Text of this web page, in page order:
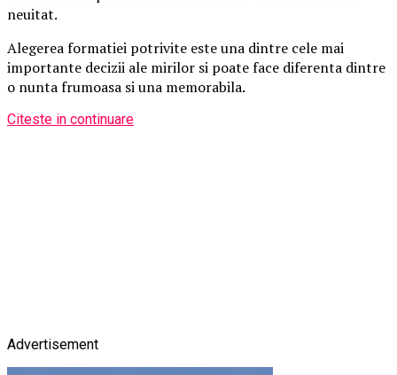
neuitat.
Alegerea formatiei potrivite este una dintre cele mai
importante decizii ale mirilor si poate face diferenta dintre
o nunta frumoasa si una memorabila.
Citeste in continuare
Advertisement